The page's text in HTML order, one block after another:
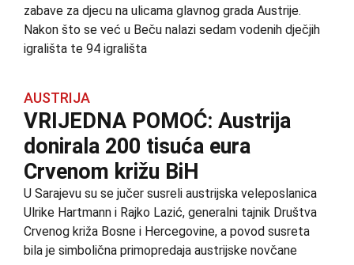
zabave za djecu na ulicama glavnog grada Austrije.
Nakon što se već u Beču nalazi sedam vodenih dječjih
igrališta te 94 igrališta
AUSTRIJA
VRIJEDNA POMOĆ: Austrija
donirala 200 tisuća eura
Crvenom križu BiH
U Sarajevu su se jučer susreli austrijska veleposlanica
Ulrike Hartmann i Rajko Lazić, generalni tajnik Društva
Crvenog križa Bosne i Hercegovine, a povod susreta
bila je simbolična primopredaja austrijske novčane